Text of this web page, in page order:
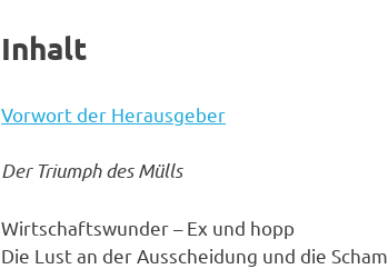
Inhalt
Vorwort der Herausgeber
Der Triumph des Mülls
Wirtschaftswunder – Ex und hopp
Die Lust an der Ausscheidung und die Scham